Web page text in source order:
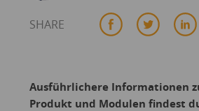
SHARE
Ausführlichere Informationen
Produkt und Modulen findest